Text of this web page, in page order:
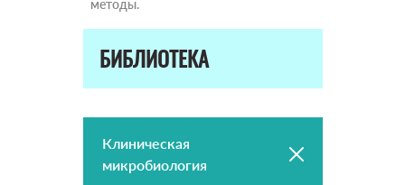
методы.
БИБЛИОТЕКА
Клиническая
микробиология